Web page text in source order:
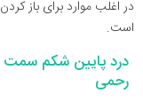
در اغلب موارد برای باز
است.
درد پایین شکم سمت
رحمی